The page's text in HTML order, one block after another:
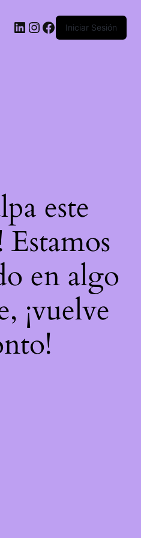
LinkedIn
Instagram
Facebook
Iniciar Sesión
este
Estamos
en algo
¡vuelve